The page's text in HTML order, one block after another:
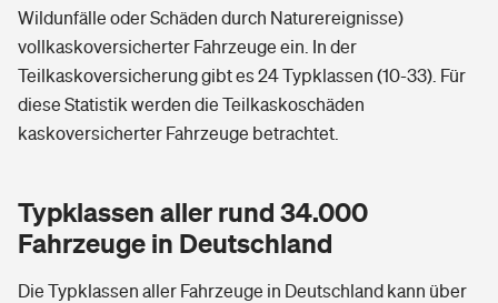
Wildunfälle oder Schäden durch Naturereignisse)
vollkaskoversicherter Fahrzeuge ein. In der
Teilkaskoversicherung gibt es 24 Typklassen (10-33). Für
diese Statistik werden die Teilkaskoschäden
kaskoversicherter Fahrzeuge betrachtet.
Typklassen aller rund 34.000
Fahrzeuge in Deutschland
Die Typklassen aller Fahrzeuge in Deutschland kann über